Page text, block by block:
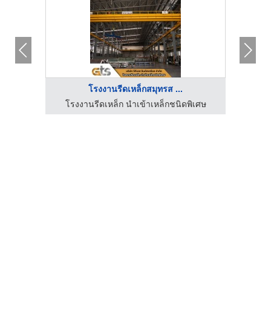
โรงงานรีดเหล็กสมุทรส ...
โรงงานรีดเหล็ก นำเข้าเหล็กชนิดพิเศษ